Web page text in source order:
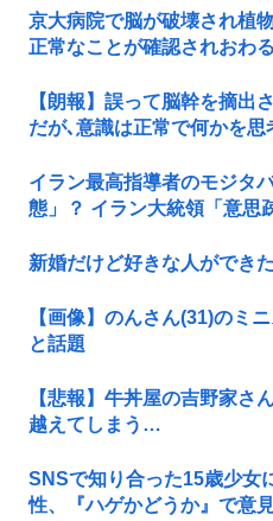
京大病院で脳が破壊され植
正常なことが確認されおわる
【朗報】誤って脳幹を摘出
だが､意識は正常で何かを思
イラン最高指導者のモジタ
態」？ イラン大統領「意思
新婚だけど好きな人ができ
【画像】のんさん(31)のミ
と話題
【悲報】牛丼屋の吉野家さ
越えてしまう…
SNSで知り合った15歳少女
性、『ハゲかどうか』で意